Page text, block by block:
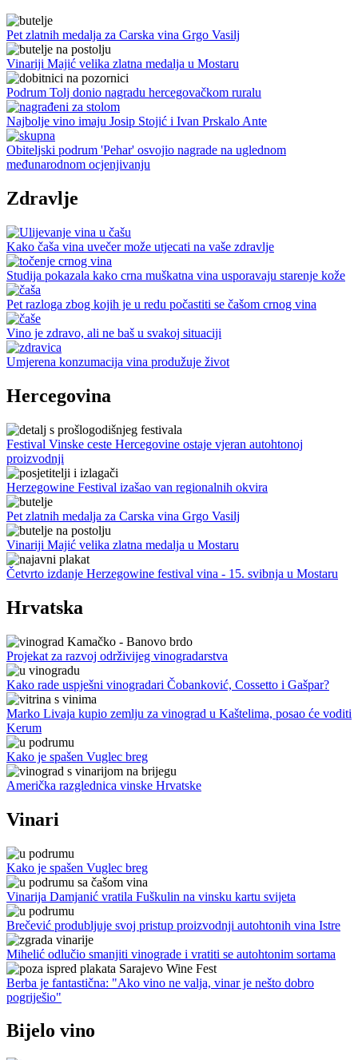
Pet zlatnih medalja za Carska vina Grgo Vasilj
Vinariji Majić velika zlatna medalja u Mostaru
Podrum Tolj donio nagradu hercegovačkom ruralu
Najbolje vino imaju Josip Stojić i Ivan Prskalo Ante
Obiteljski podrum 'Pehar' osvojio nagrade na uglednom
međunarodnom ocjenjivanju
Zdravlje
Kako čaša vina uvečer može utjecati na vaše zdravlje
Studija pokazala kako crna muškatna vina usporavaju starenje kože
Pet razloga zbog kojih je u redu počastiti se čašom crnog vina
Vino je zdravo, ali ne baš u svakoj situaciji
Umjerena konzumacija vina produžuje život
Hercegovina
Festival Vinske ceste Hercegovine ostaje vjeran autohtonoj
proizvodnji
Herzegowine Festival izašao van regionalnih okvira
Pet zlatnih medalja za Carska vina Grgo Vasilj
Vinariji Majić velika zlatna medalja u Mostaru
Četvrto izdanje Herzegowine festival vina - 15. svibnja u Mostaru
Hrvatska
Projekat za razvoj održivijeg vinogradarstva
Kako rade uspješni vinogradari Čobanković, Cossetto i Gašpar?
Marko Livaja kupio zemlju za vinograd u Kaštelima, posao će voditi
Kerum
Kako je spašen Vuglec breg
Američka razglednica vinske Hrvatske
Vinari
Kako je spašen Vuglec breg
Vinarija Damjanić vratila Fuškulin na vinsku kartu svijeta
Brečević produbljuje svoj pristup proizvodnji autohtonih vina Istre
Mihelić odlučio smanjiti vinograde i vratiti se autohtonim sortama
Berba je fantastična: "Ako vino ne valja, vinar je nešto dobro
pogriješio"
Bijelo vino